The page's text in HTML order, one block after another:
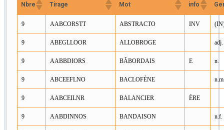
Nbre Tirage Mot info
9 AABCORSTT ABSTRACTO INV
9 ABEGLLOOR ALLOBROGE adj.
9 AABBDIORS BÂBORDAIS E n.
9 ABCEEFLNO BACLOFÈNE
9 AABCEILNR BALANCIER ÈRE
9 AABDINNOS BANDAISON n.f.